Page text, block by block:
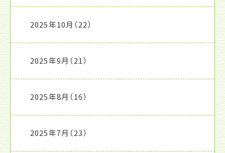
2025年10月 （22）
2025年9月 （21）
2025年8月 （16）
2025年7月 （23）